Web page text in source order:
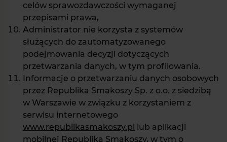
celów sprawozdawczości wymaganej
przepisami prawa,
Administrator nie korzysta z systemów
służących do zautomatyzowanego
podejmowania decyzji dotyczących
przetwarzania danych, w tym profilowania.
Informacje o przetwarzaniu danych osobowych
przez Republika Smakoszy Sp. z o.o. z siedzibą
w Warszawie w związku z korzystaniem z
serwisu internetowego
www.republikasmakoszy.pl lub aplikacji
mobilnej Republika Smakoszy, w tym o